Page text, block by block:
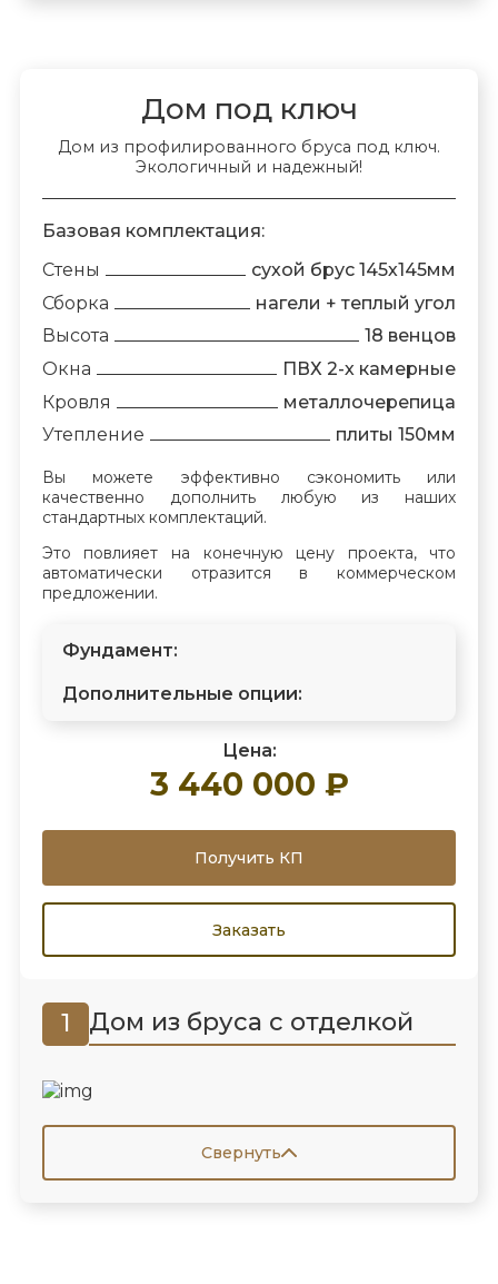
1 Дом из бруса с отделкой
Свернуть
Дом под ключ
Дом из профилированного бруса под ключ.
Экологичный и надежный!
Базовая комплектация:
Стены
сухой брус 145х145мм
Сборка
нагели + теплый угол
Высота
18 венцов
Окна
ПВХ 2-х камерные
Кровля
металлочерепица
Утепление
плиты 150мм
Вы можете эффективно сэкономить или
качественно дополнить любую из наших
стандартных комплектаций.
Это повлияет на конечную цену проекта, что
автоматически отразится в коммерческом
предложении.
Фундамент:
Дополнительные опции:
Цена:
3 440 000 ₽
Получить КП
Заказать